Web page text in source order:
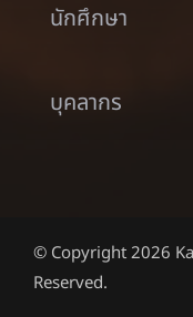
นักศึกษา
บุคลากร
© Copyright 2026
Reserved.